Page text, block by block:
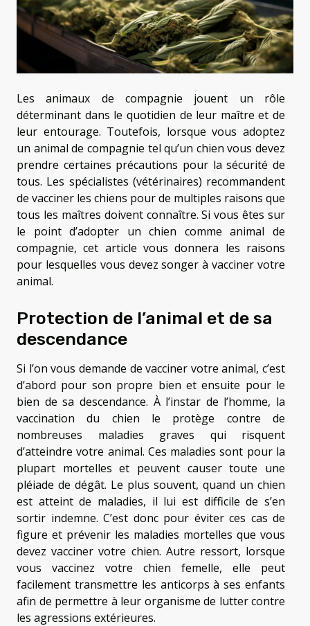
Les animaux de compagnie jouent un rôle
déterminant dans le quotidien de leur maître et de
leur entourage. Toutefois, lorsque vous adoptez
un animal de compagnie tel qu’un chien vous devez
prendre certaines précautions pour la sécurité de
tous. Les spécialistes (vétérinaires) recommandent
de vacciner les chiens pour de multiples raisons que
tous les maîtres doivent connaître. Si vous êtes sur
le point d’adopter un chien comme animal de
compagnie, cet article vous donnera les raisons
pour lesquelles vous devez songer à vacciner votre
animal.
Protection de l’animal et de sa
descendance
Si l’on vous demande de vacciner votre animal, c’est
d’abord pour son propre bien et ensuite pour le
bien de sa descendance. À l’instar de l’homme, la
vaccination du chien le protège contre de
nombreuses maladies graves qui risquent
d’atteindre votre animal. Ces maladies sont pour la
plupart mortelles et peuvent causer toute une
pléiade de dégât. Le plus souvent, quand un chien
est atteint de maladies, il lui est difficile de s’en
sortir indemne. C’est donc pour éviter ces cas de
figure et prévenir les maladies mortelles que vous
devez vacciner votre chien. Autre ressort, lorsque
vous vaccinez votre chien femelle, elle peut
facilement transmettre les anticorps à ses enfants
afin de permettre à leur organisme de lutter contre
les agressions extérieures.